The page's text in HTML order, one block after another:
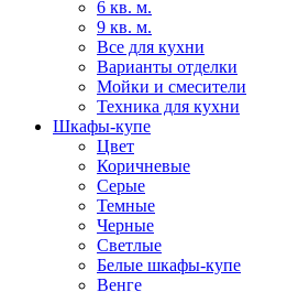
6 кв. м.
9 кв. м.
Все для кухни
Варианты отделки
Мойки и смесители
Техника для кухни
Шкафы-купе
Цвет
Коричневые
Серые
Темные
Черные
Светлые
Белые шкафы-купе
Венге